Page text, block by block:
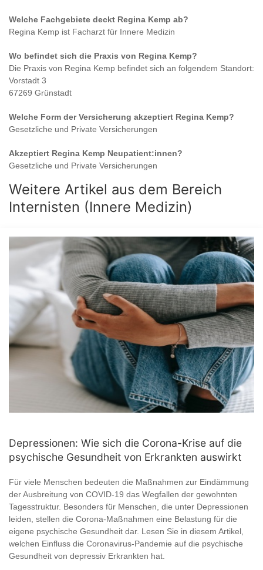
Welche Fachgebiete deckt Regina Kemp ab?
Regina Kemp ist Facharzt für Innere Medizin
Wo befindet sich die Praxis von Regina Kemp?
Die Praxis von Regina Kemp befindet sich an folgendem Standort:
Vorstadt 3
67269 Grünstadt
Welche Form der Versicherung akzeptiert Regina Kemp?
Gesetzliche und Private Versicherungen
Akzeptiert Regina Kemp Neupatient:innen?
Gesetzliche und Private Versicherungen
Weitere Artikel aus dem Bereich
Internisten (Innere Medizin)
Depressionen: Wie sich die Corona-Krise auf die
psychische Gesundheit von Erkrankten auswirkt
Für viele Menschen bedeuten die Maßnahmen zur Eindämmung
der Ausbreitung von COVID-19 das Wegfallen der gewohnten
Tagesstruktur. Besonders für Menschen, die unter Depressionen
leiden, stellen die Corona-Maßnahmen eine Belastung für die
eigene psychische Gesundheit dar. Lesen Sie in diesem Artikel,
welchen Einfluss die Coronavirus-Pandemie auf die psychische
Gesundheit von depressiv Erkrankten hat.